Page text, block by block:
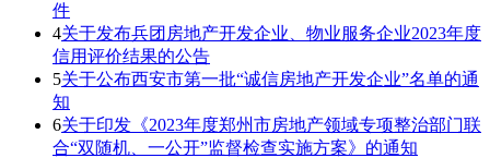
件
4关于发布兵团房地产开发企业、物业服务企业2023年度
信用评价结果的公告
5关于公布西安市第一批“诚信房地产开发企业”名单的通
知
6关于印发《2023年度郑州市房地产领域专项整治部门联
合“双随机、一公开”监督检查实施方案》的通知